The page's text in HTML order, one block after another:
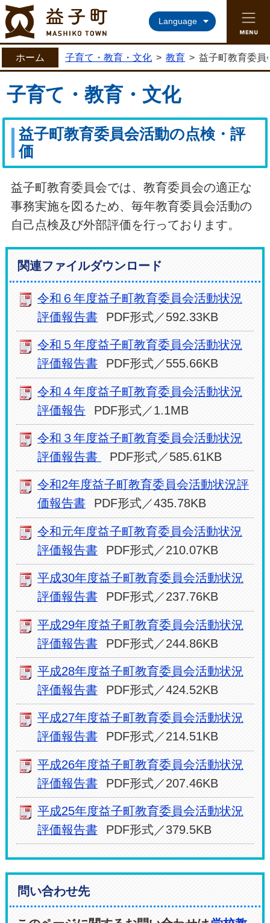
益子町ホームページ
Language
ホーム 子育て・教育・文化 > 教育 > 益子町教育委員
子育て・教育・文化
益子町教育委員会活動の点検・評
価
益子町教育委員会では、教育委員会の適正な
事務実施を図るため、毎年教育委員会活動の
自己点検及び外部評価を行っております。
関連ファイルダウンロード
令和６年度益子町教育委員会活動状況
評価報告書
PDF形式／592.33KB
令和５年度益子町教育委員会活動状況
評価報告書
PDF形式／555.66KB
令和４年度益子町教育委員会活動状況
評価報告
PDF形式／1.1MB
令和３年度益子町教育委員会活動状況
評価報告書
PDF形式／585.61KB
令和2年度益子町教育委員会活動状況評
価報告書
PDF形式／435.78KB
令和元年度益子町教育委員会活動状況
評価報告書
PDF形式／210.07KB
平成30年度益子町教育委員会活動状況
評価報告書
PDF形式／237.76KB
平成29年度益子町教育委員会活動状況
評価報告書
PDF形式／244.86KB
平成28年度益子町教育委員会活動状況
評価報告書
PDF形式／424.52KB
平成27年度益子町教育委員会活動状況
評価報告書
PDF形式／214.51KB
平成26年度益子町教育委員会活動状況
評価報告書
PDF形式／207.46KB
平成25年度益子町教育委員会活動状況
評価報告書
PDF形式／379.5KB
問い合わせ先